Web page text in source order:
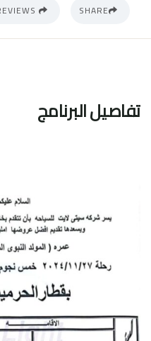
SHARE
تفاصيل البرنامج